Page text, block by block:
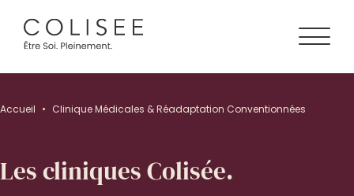
Accueil • Clinique Médicales & Réadaptation Conventionnées
Les cliniques Colisée.